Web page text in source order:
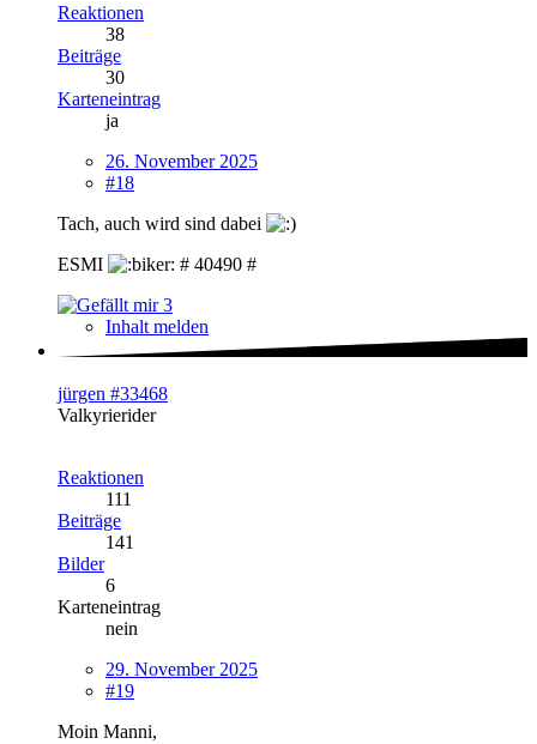
Reaktionen
38
Beiträge
30
Karteneintrag
ja
26. November 2025
#18
Tach, auch wird sind dabei
ESMI
# 40490 #
3
Inhalt melden
jürgen #33468
Valkyrierider
Reaktionen
111
Beiträge
141
Bilder
6
Karteneintrag
nein
29. November 2025
#19
Moin Manni,